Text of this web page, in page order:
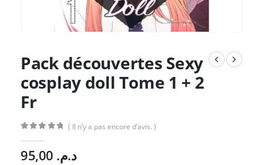
Pack découvertes Sexy
cosplay doll Tome 1 + 2
Fr
( Il n’y a pas encore d’avis. )
د.م.